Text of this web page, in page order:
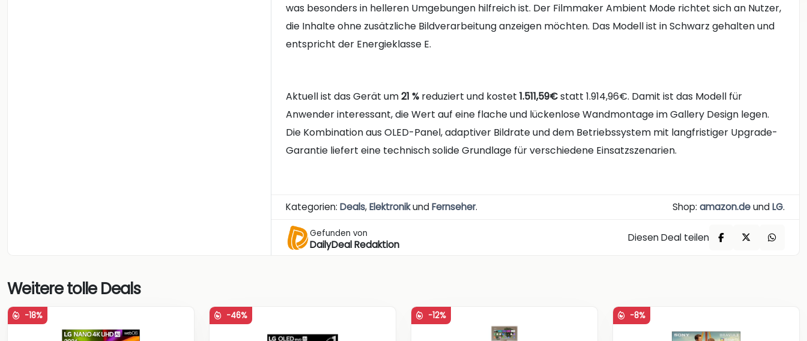
was besonders in helleren Umgebungen hilfreich ist. Der Filmmaker Ambient Mode richtet sich an Nutzer,
die Inhalte ohne zusätzliche Bildverarbeitung anzeigen möchten. Das Modell ist in Schwarz gehalten und
entspricht der Energieklasse E.
Aktuell ist das Gerät um21 % reduziert und kostet1.511,59€statt 1.914,96€. Damit ist das Modell für
Anwender interessant, die Wert auf eine flache und lückenlose Wandmontage im Gallery Design legen.
Die Kombination aus OLED-Panel, adaptiver Bildrate und dem Betriebssystem mit langfristiger Upgrade-
Garantie liefert eine technisch solide Grundlage für verschiedene Einsatzszenarien.
Kategorien:Deals,ElektronikundFernseher. Shop: amazon.deundLG.
Gefunden von
DailyDeal Redaktion
Diesen Deal teilen
Weitere tolle Deals
-18% -46% -12% -8%